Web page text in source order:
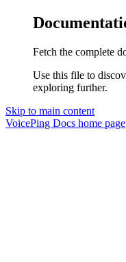
Fetch the complete
Use this file to
exploring further.
Skip to main content
VoicePing Docs home page